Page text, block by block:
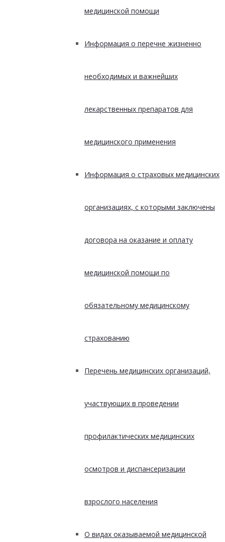
медицинской помощи
Информация о перечне жизненно
необходимых и важнейших
лекарственных препаратов для
медицинского применения
Информация о страховых медицинских
организациях, с которыми заключены
договора на оказание и оплату
медицинской помощи по
обязательному медицинскому
страхованию
Перечень медицинских организаций,
участвующих в проведении
профилактических медицинских
осмотров и диспансеризации
взрослого населения
О видах оказываемой медицинской